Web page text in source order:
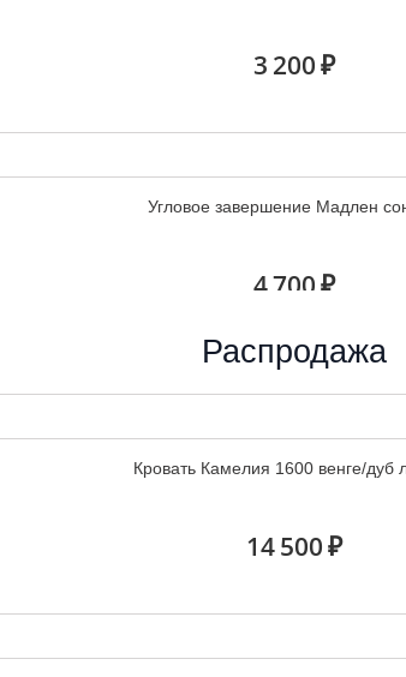
3 200 ₽
Угловое завершение Мадлен
4 700 ₽
Распродажа
Кровать Камелия 1600 венге/дуб
14 500 ₽